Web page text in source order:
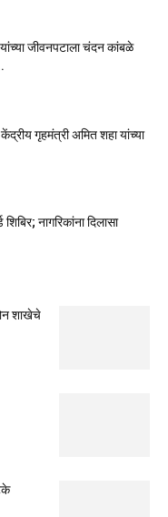
जीवनपटाला चंदन कांबळे
केंद्रीय गृहमंत्री अमित शहा यांच्या
शिबिर; नागरिकांना दिलासा
शाखेचे